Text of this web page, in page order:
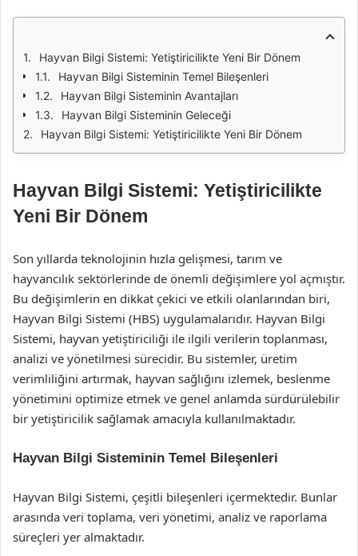
Hayvan Bilgi Sistemi: Yetiştiricilikte Yeni Bir Dönem
Hayvan Bilgi Sisteminin Temel Bileşenleri
Hayvan Bilgi Sisteminin Avantajları
Hayvan Bilgi Sisteminin Geleceği
Hayvan Bilgi Sistemi: Yetiştiricilikte Yeni Bir Dönem
Hayvan Bilgi Sistemi: Yetiştiricilikte
Yeni Bir Dönem
Son yıllarda teknolojinin hızla gelişmesi, tarım ve
hayvancılık sektörlerinde de önemli değişimlere yol açmıştır.
Bu değişimlerin en dikkat çekici ve etkili olanlarından biri,
Hayvan Bilgi Sistemi (HBS) uygulamalarıdır. Hayvan Bilgi
Sistemi, hayvan yetiştiriciliği ile ilgili verilerin toplanması,
analizi ve yönetilmesi sürecidir. Bu sistemler, üretim
verimliliğini artırmak, hayvan sağlığını izlemek, beslenme
yönetimini optimize etmek ve genel anlamda sürdürülebilir
bir yetiştiricilik sağlamak amacıyla kullanılmaktadır.
Hayvan Bilgi Sisteminin Temel Bileşenleri
Hayvan Bilgi Sistemi, çeşitli bileşenleri içermektedir. Bunlar
arasında veri toplama, veri yönetimi, analiz ve raporlama
süreçleri yer almaktadır.